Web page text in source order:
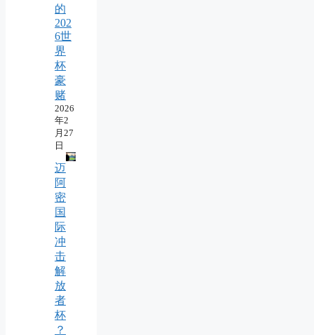
的
202
6世
界
杯
豪
赌
2026
年2
月27
日
迈
阿
密
国
际
冲
击
解
放
者
杯
？